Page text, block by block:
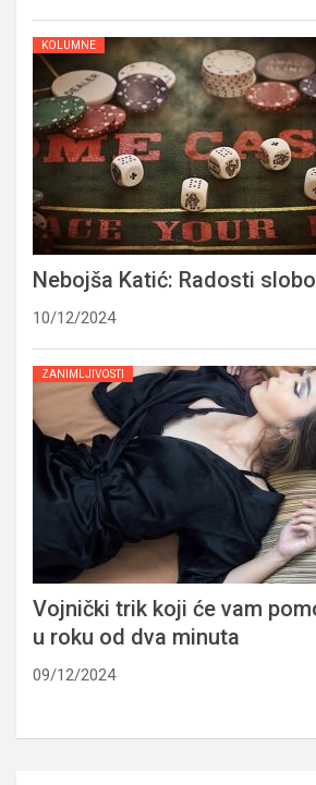
KOLUMNE
Nebojša Katić: Radosti
10/12/2024
ZANIMLJIVOSTI
Vojnički trik koji će vam
u roku od dva minuta
09/12/2024